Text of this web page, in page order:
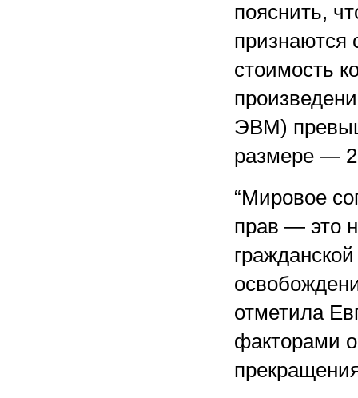
пояснить,
признаются
стоимость
ЭВМ)
размере —
“Мировое
прав — это
отметила
факторами